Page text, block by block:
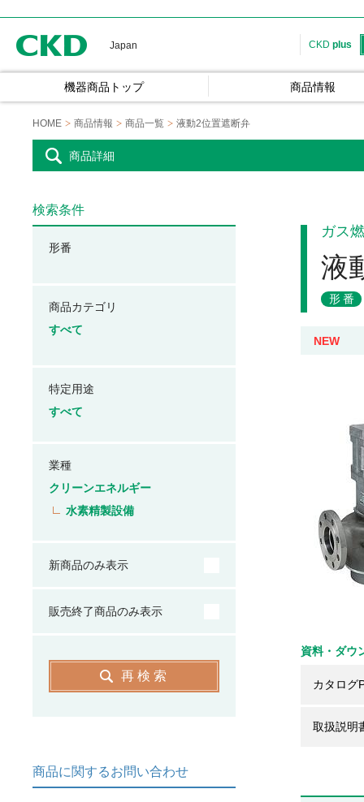
Japan CKD plus
機器商品トップ 商品情報
HOME 商品情報 商品一覧 液動2位置遮断弁
商品詳細
ガス
液
形番
NEW
資料・ダウ
カタログ
取扱説明
検索条件
形番
商品カテゴリ
すべて
特定用途
すべて
業種
クリーンエネルギー
水素精製設備
新商品のみ表示
販売終了商品のみ表示
再検索
商品に関するお問い合わせ